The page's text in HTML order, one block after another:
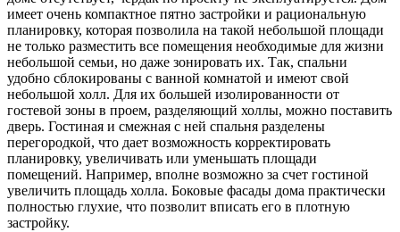
имеет очень компактное пятно застройки и рациональную
планировку, которая позволила на такой небольшой площади
не только разместить все помещения необходимые для жизни
небольшой семьи, но даже зонировать их. Так, спальни
удобно сблокированы с ванной комнатой и имеют свой
небольшой холл. Для их большей изолированности от
гостевой зоны в проем, разделяющий холлы, можно поставить
дверь. Гостиная и смежная с ней спальня разделены
перегородкой, что дает возможность корректировать
планировку, увеличивать или уменьшать площади
помещений. Например, вполне возможно за счет гостиной
увеличить площадь холла. Боковые фасады дома практически
полностью глухие, что позволит вписать его в плотную
застройку.